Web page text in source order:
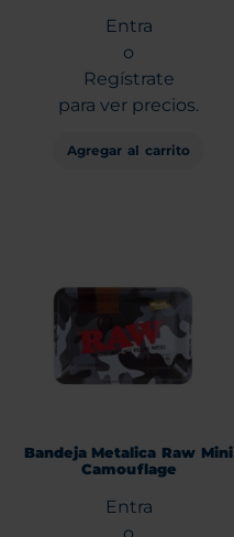
Entra
o
Regístrate
para ver precios.
Agregar al carrito
Bandeja Metalica Raw Mini
Camouflage
Entra